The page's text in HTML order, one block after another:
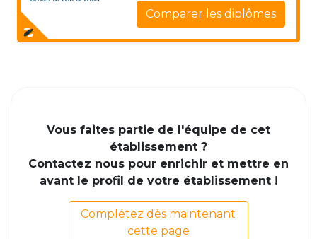
Comparer les diplômes
Vous faites partie de l'équipe de cet
établissement ?
Contactez nous pour enrichir et mettre en
avant le profil de votre établissement !
Complétez dès maintenant
cette page